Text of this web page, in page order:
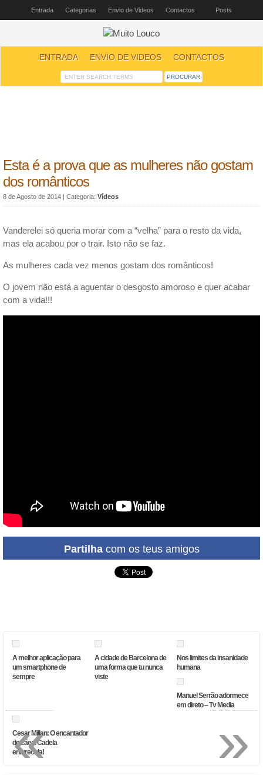
Entrada Categorias Envio de Videos Contactos Posts
ENTRADA ENVIO DE VIDEOS CONTACTOS
Esta é a prova que as mulheres não gostam
dos românticos
8 de Agosto de 2014 | Categoria: Vídeos
Vanderelei só queria morar com a “velha” para o resto da vida,
mas ela acabou por o trair. Isto não se faz.
As mulheres cada vez menos gostam dos românticos!
O jovem não está a aguentar o desgosto amoroso e quer acabar
com a vida!!!
Partilhacom os teus amigos
A melhor aplicação para
um smartphone de
sempre
A cidade de Barcelona de
uma forma que tu nunca
viste
Nos limites da insanidade
humana
Manuel Serrão adormece
em direto – Tv Media
Cesar Millan: O encantador
de cães. Cadela
enfurecida!
»
«